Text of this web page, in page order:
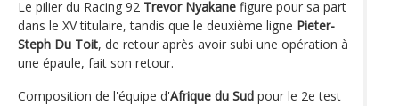
Le pilier du Racing 92 Trevor Nyakane figure pour sa part
dans le XV titulaire, tandis que le deuxième ligne Pieter-
Steph Du Toit, de retour après avoir subi une opération à
une épaule, fait son retour.
Composition de l'équipe d'Afrique du Sud pour le 2e test